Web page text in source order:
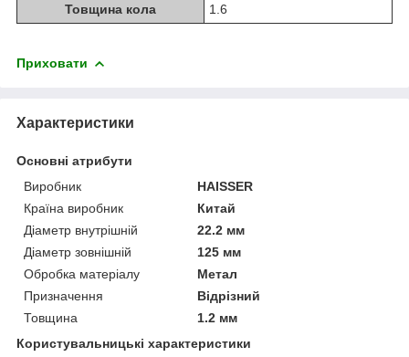
Товщина кола
1.6
Приховати
Характеристики
Основні атрибути
Виробник
HAISSER
Країна виробник
Китай
Діаметр внутрішній
22.2 мм
Діаметр зовнішній
125 мм
Обробка матеріалу
Метал
Призначення
Відрізний
Товщина
1.2 мм
Користувальницькі характеристики